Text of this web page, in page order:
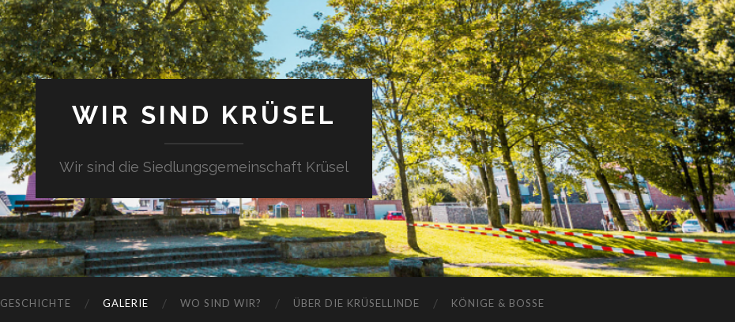
WIR SIND KRÜSEL
Wir sind die Siedlungsgemeinschaft Krüsel
GESCHICHTE GALERIE WO SIND WIR? ÜBER DIE KRÜSELLINDE KÖNIGE & BOSSE